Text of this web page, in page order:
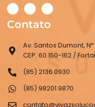
Contato
Av. Santos Dumont,
CEP: 60.150-162 /
(85) 2136.0930
(85) 98201.9870